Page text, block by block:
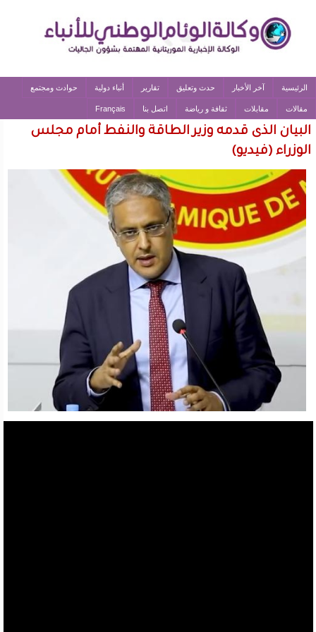
الرئيسية آخر الأخبار حدث وتعليق تقارير أنباء دولية حوادث ومجتمع
مقالات مقابلات ثقافة و رياضة اتصل بنا Français
البيان الذى قدمه وزير الطاقة والنفط أمام مجلس
الوزراء (فيديو)